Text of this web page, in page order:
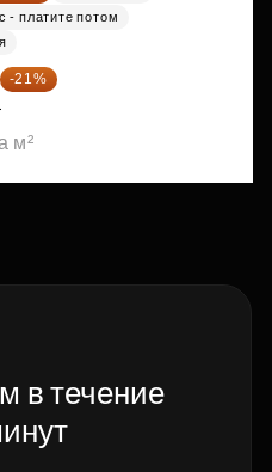
- платите потом
-21%
м²
в течение